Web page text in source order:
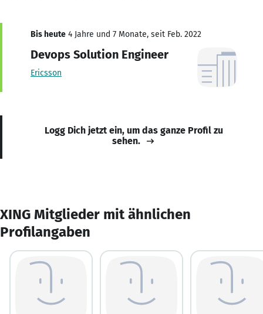
Bis heute 4 Jahre und 7 Monate, seit Feb. 2022
Devops Solution Engineer
Ericsson
Logg Dich jetzt ein, um das ganze Profil zu
sehen.
XING Mitglieder mit ähnlichen
Profilangaben